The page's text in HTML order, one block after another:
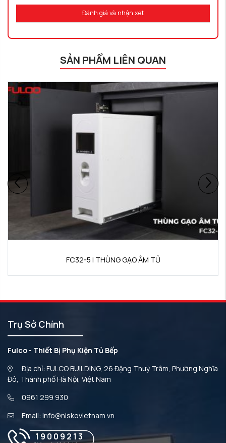
Đánh giá và nhận xét
SẢN PHẨM LIÊN QUAN
FC32-5 | THÙNG GẠO ÂM TỦ
Trụ Sở Chính
Fulco - Thiết Bị Phụ Kiện Tủ Bếp
Địa chỉ: FULCO BUILDING, 26 Đặng Thuỳ Trâm, Phường Nghĩa
Đô, Thành phố Hà Nội, Việt Nam
0961 299 930
Email: info@niskovietnam.vn
19009213